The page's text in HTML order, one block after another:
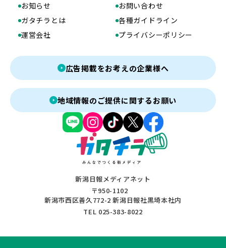
新潟日報メディアネット
〒950-1102
新潟市西区善久772-2 新潟日報社黒埼本社内
TEL 025-383-8022
お知らせ
お問い合わせ
ガタチラとは
各種ガイドライン
運営会社
プライバシーポリシー
広告掲載をお考えの企業様へ
地域情報のご提供に関するお願い